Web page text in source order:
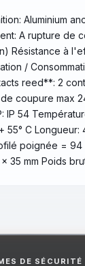
Aluminium
A rupture de
Résistance à
/
reed**: 2
coupure max
IP 54
55° C Longueur:
poignée = 94
35 mm Poids
DE SÉCURITÉ